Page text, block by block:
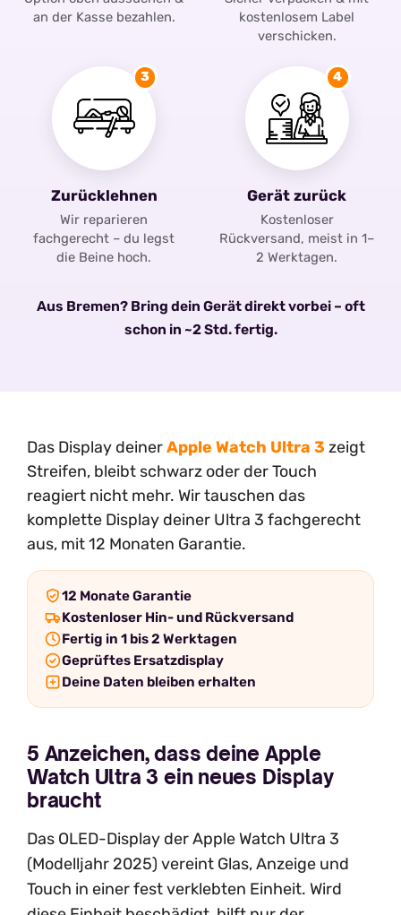
an der Kasse bezahlen.
kostenlosem Label
verschicken.
3
Zurücklehnen
Wir reparieren
fachgerecht – du legst
die Beine hoch.
4
Gerät zurück
Kostenloser
Rückversand, meist in 1–
2 Werktagen.
Aus Bremen? Bring dein Gerät direkt vorbei – oft
schon in ~2 Std. fertig.
Das Display deinerApple Watch Ultra 3 zeigt
Streifen, bleibt schwarz oder der Touch
reagiert nicht mehr. Wir tauschen das
komplette Display deiner Ultra 3 fachgerecht
aus, mit 12 Monaten Garantie.
12 Monate Garantie
Kostenloser Hin- und Rückversand
Fertig in 1 bis 2 Werktagen
Geprüftes Ersatzdisplay
Deine Daten bleiben erhalten
5 Anzeichen, dass deine Apple
Watch Ultra 3 ein neues Display
braucht
Das OLED-Display der Apple Watch Ultra 3
(Modelljahr 2025) vereint Glas, Anzeige und
Touch in einer fest verklebten Einheit. Wird